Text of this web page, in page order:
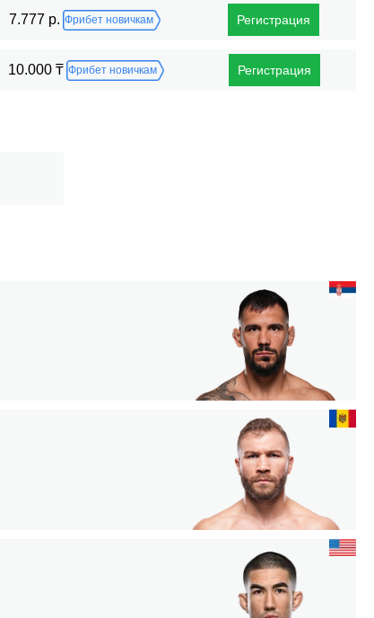
7.777 р. Фрибет новичкам Регистрация
10.000 ₸ Фрибет новичкам Регистрация